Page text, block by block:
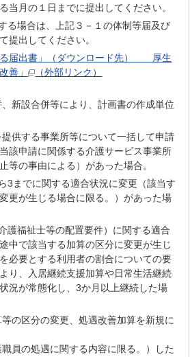
当月の１日までに提出してください。
場合は、上記３－１の体制等届及び
提出してください。
る届出書」（ダウンロード先） 厚生
善」
（外部リンク）
新設合併等により、計画書の作成単位
供する事業所等について一括して申請
該申請に関係する介護サービス事業所
等の事由による）があった場合。
3までに関する適合状況に変更（該当す
更が生じる場合に限る。）があった場
護福祉士等の配置要件）に関する適合
中で該当する加算の区分に変更が生じ
必要とする利用者の割合についての要
り、入居継続支援加算や日常生活継続
況が常態化し、3か月以上継続した場
の区分の変更、処遇改善加算を新規に
員の処遇に関する内容に限る。）した